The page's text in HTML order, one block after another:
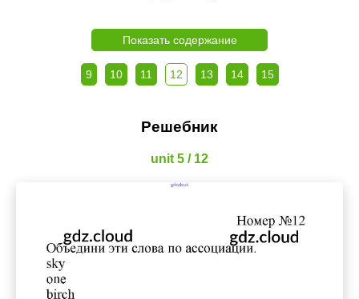
Показать содержание
9 10 11 12 13 14 15
Решебник
unit 5 / 12